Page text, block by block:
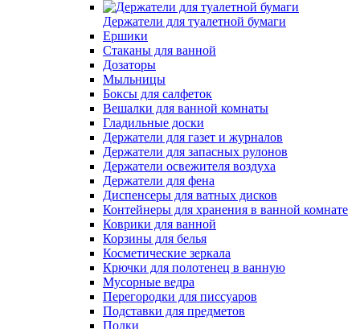
Держатели для туалетной бумаги
Ершики
Стаканы для ванной
Дозаторы
Мыльницы
Боксы для салфеток
Вешалки для ванной комнаты
Гладильные доски
Держатели для газет и журналов
Держатели для запасных рулонов
Держатели освежителя воздуха
Держатели для фена
Диспенсеры для ватных дисков
Контейнеры для хранения в ванной комнате
Коврики для ванной
Корзины для белья
Косметические зеркала
Крючки для полотенец в ванную
Мусорные ведра
Перегородки для писсуаров
Подставки для предметов
Полки